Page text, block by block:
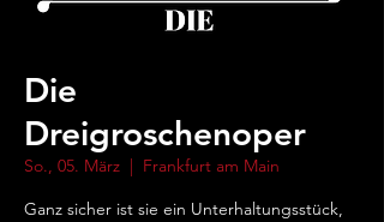
Die
Dreigroschenoper
So., 05. März
  |
Frankfurt am Main
Ganz sicher ist sie ein Unterhaltungsstück,